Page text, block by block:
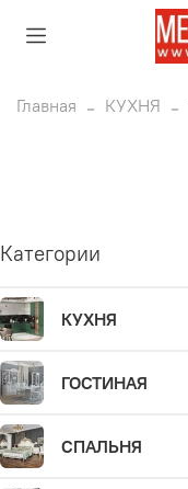
Главная КУХНЯ
Категории
КУХНЯ
ГОСТИНАЯ
СПАЛЬНЯ